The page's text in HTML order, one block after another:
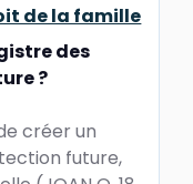
de la famille
des
?
créer un
future,